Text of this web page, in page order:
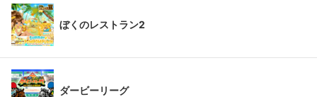
ぼくのレストラン2
ダービーリーグ